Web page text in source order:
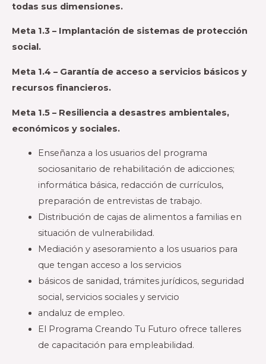
todas sus dimensiones.
Meta 1.3 – Implantación de sistemas de protección
social.
Meta 1.4 – Garantía de acceso a servicios básicos y
recursos financieros.
Meta 1.5 – Resiliencia a desastres ambientales,
económicos y sociales.
Enseñanza a los usuarios del programa
sociosanitario de rehabilitación de adicciones;
informática básica, redacción de currículos,
preparación de entrevistas de trabajo.
Distribución de cajas de alimentos a familias en
situación de vulnerabilidad.
Mediación y asesoramiento a los usuarios para
que tengan acceso a los servicios
básicos de sanidad, trámites jurídicos, seguridad
social, servicios sociales y servicio
andaluz de empleo.
El Programa Creando Tu Futuro ofrece talleres
de capacitación para empleabilidad.